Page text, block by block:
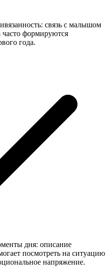
связь с малышом
формируются
года.
дня: описание
посмотреть на ситуацию
напряжение.